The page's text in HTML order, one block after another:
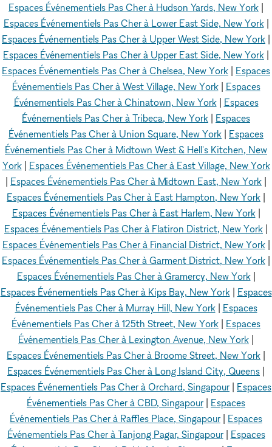
Espaces Événementiels Pas Cher à Hudson Yards, New York
Espaces Événementiels Pas Cher à Lower East Side, New York|
Espaces Événementiels Pas Cher à Upper West Side, New York
Espaces Événementiels Pas Cher à Upper East Side, New York
Espaces Événementiels Pas Cher à Chelsea, New York
Espaces
Événementiels Pas Cher à West Village, New York| Espaces
Événementiels Pas Cher à Chinatown, New York| Espaces
Événementiels Pas Cher à Tribeca, New York
Espaces
Événementiels Pas Cher à Union Square, New York
Espaces
Événementiels Pas Cher à Midtown West & Hell's Kitchen, New
York| Espaces Événementiels Pas Cher à East Village, New York
Espaces Événementiels Pas Cher à Midtown East, New York
Espaces Événementiels Pas Cher à East Hampton, New York
Espaces Événementiels Pas Cher à East Harlem, New York|
Espaces Événementiels Pas Cher à Flatiron District, New York
Espaces Événementiels Pas Cher à Financial District, New York|
Espaces Événementiels Pas Cher à Garment District, New York
Espaces Événementiels Pas Cher à Gramercy, New York|
Espaces Événementiels Pas Cher à Kips Bay, New York| Espaces
Événementiels Pas Cher à Murray Hill, New York| Espaces
Événementiels Pas Cher à 125th Street, New York
Espaces
Événementiels Pas Cher à Lexington Avenue, New York
Espaces Événementiels Pas Cher à Broome Street, New York
Espaces Événementiels Pas Cher à Long Island City, Queens
Espaces Événementiels Pas Cher à Orchard, Singapour
Espaces
Événementiels Pas Cher à CBD, Singapour
Espaces
Événementiels Pas Cher à Raffles Place, Singapour
Espaces
Événementiels Pas Cher à Tanjong Pagar, Singapour| Espaces